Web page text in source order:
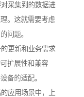
采集到的数据进
。这就需要考虑
问题。
更新和业务需求
扩展性和兼容
备的适配。
应用场景中，上